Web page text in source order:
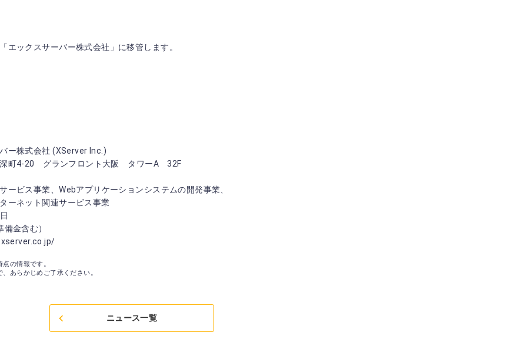
ックスサーバー株式会社」に移管します。
会社 (XServer Inc.)
グランフロント大阪 タワーA 32F
事業、Webアプリケーションシステムの開発事業、
連サービス事業
含む）
の情報です。
あらかじめご了承ください。
ニュース一覧